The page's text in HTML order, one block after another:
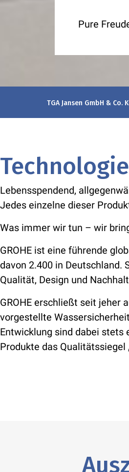
Pure
TGA Jansen GmbH & Co.
Lebensspendend,
Jedes einzelne dieser
Was immer wir tun – wir
GROHE ist eine führende
davon 2.400 in Deutschland.
Qualität, Design und
GROHE erschließt seit jeher
vorgestellte
Entwicklung sind dabei stets
Produkte das Qualitätssiegel